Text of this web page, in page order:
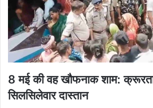
8 मई की वह खौफनाक शाम:
सिलसिलेवार दास्तान